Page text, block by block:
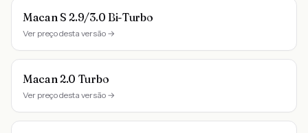
Macan S 2.9/3.0 Bi-Turbo
Ver preço desta versão →
Macan 2.0 Turbo
Ver preço desta versão →